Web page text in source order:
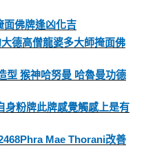
面佛牌逢凶化吉
德高僧龍婆多大師掩面佛
型 猴神哈努曼 哈魯曼功德
粉牌此牌感覺觸感上是有
Mae Thorani改善